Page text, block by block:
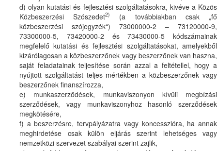
d) olyan kutatási és fejlesztési szolgáltatásokra, kivéve a Közös
Közbeszerzési Szószedet2)
(a továbbiakban csak „fő
közbeszerzési szójegyzék“) 73000000-2 – 73120000-9,
73300000-5, 73420000-2 és 73430000-5 kódszámainak
megfelelő kutatási és fejlesztési szolgáltatásokat, amelyekből
kizárólagosan a közbeszerzőnek vagy beszerzőnek van haszna,
saját feladatainak teljesítése során azzal a feltétellel, hogy a
nyújtott szolgáltatást teljes mértékben a közbeszerzőnek vagy
beszerzőnek finanszírozza,
e) munkaszerződések, munkaviszonyon kívüli megbízási
szerződések, vagy munkaviszonyhoz hasonló szerződések
megkötésére,
f) a beszerzésre, tervpályázatra vagy koncesszióra, ha annak
meghirdetése csak külön eljárás szerint lehetséges vagy
nemzetközi szervezet szabályai szerint zajlik,